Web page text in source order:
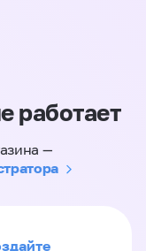
работает
—